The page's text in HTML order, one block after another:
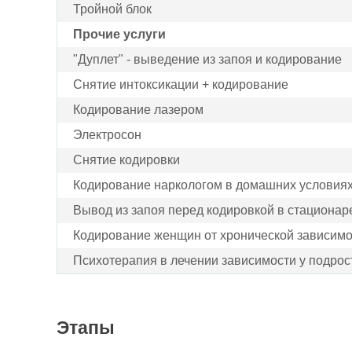
Тройной блок
Прочие услуги
"Дуплет" - выведение из запоя и кодирование
Снятие интоксикации + кодирование
Кодирование лазером
Электросон
Снятие кодировки
Кодирование наркологом в домашних
Вывод из запоя перед кодировкой в
Кодирование женщин от хронической
Психотерапия в лечении зависимости у
Этапы